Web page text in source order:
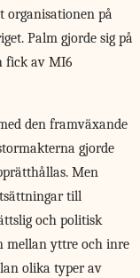
organisationen på
Palm gjorde sig på
fick av MI6
den framväxande
gjorde
Men
till
och politisk
mellan yttre och inre
olika typer av